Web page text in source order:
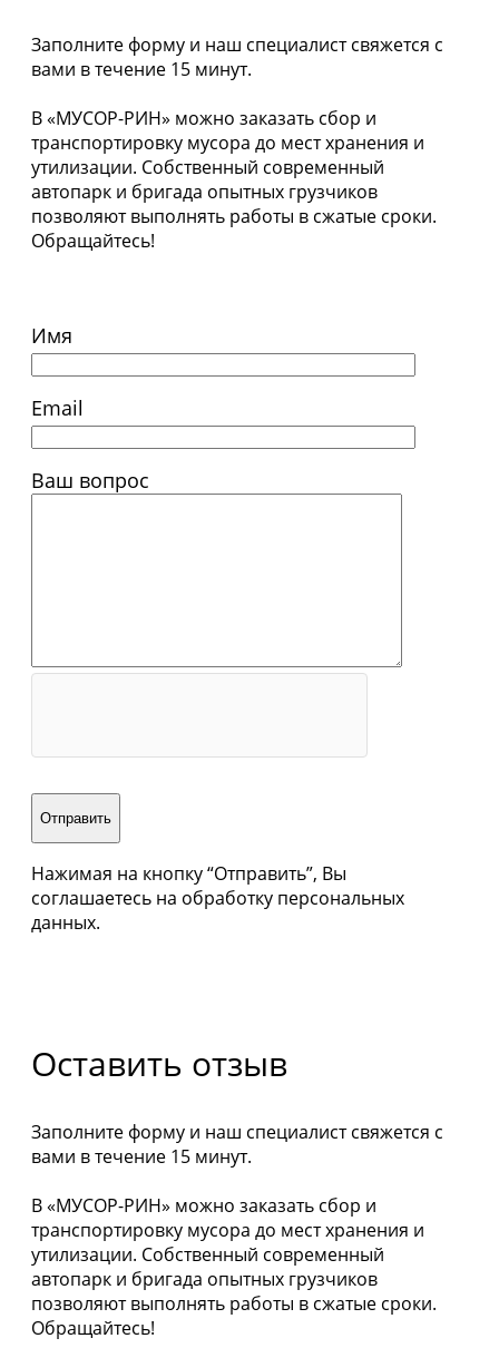
Имя
Email
Ваш вопрос
Отправить
Нажимая на кнопку “Отправить”, Вы
соглашаетесь на обработку персональных
данных.
Заполните форму и наш специалист свяжется с
вами в течение 15 минут.
В «МУСОР-РИН» можно заказать сбор и
транспортировку мусора до мест хранения и
утилизации. Собственный современный
автопарк и бригада опытных грузчиков
позволяют выполнять работы в сжатые сроки.
Обращайтесь!
Оставить отзыв
Заполните форму и наш специалист свяжется с
вами в течение 15 минут.
В «МУСОР-РИН» можно заказать сбор и
транспортировку мусора до мест хранения и
утилизации. Собственный современный
автопарк и бригада опытных грузчиков
позволяют выполнять работы в сжатые сроки.
Обращайтесь!